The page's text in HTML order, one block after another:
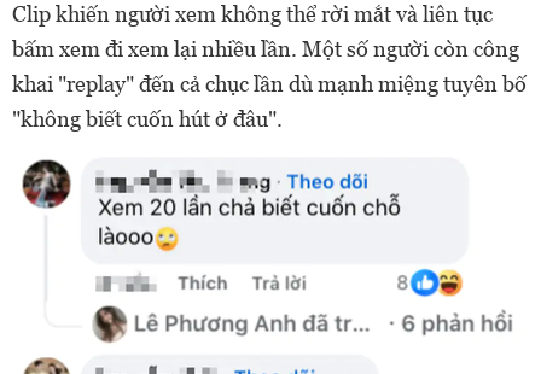
Clip khiến người xem không thể rời mắt và liên tục
bấm xem đi xem lại nhiều lần. Một số người còn công
khai "replay" đến cả chục lần dù mạnh miệng tuyên bố
"không biết cuốn hút ở đâu".